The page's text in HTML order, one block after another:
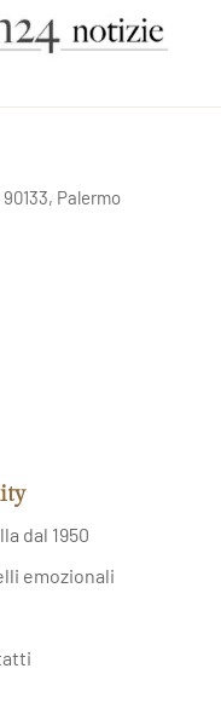
Palermo
dal 1950
emozionali